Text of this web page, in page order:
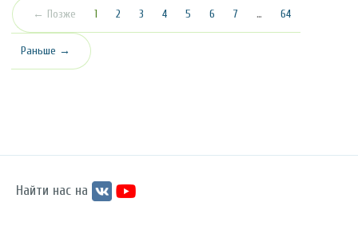
← Позже 1 (текущая)
2 3 4 5 6 7 … 64
Раньше →
Найти нас на